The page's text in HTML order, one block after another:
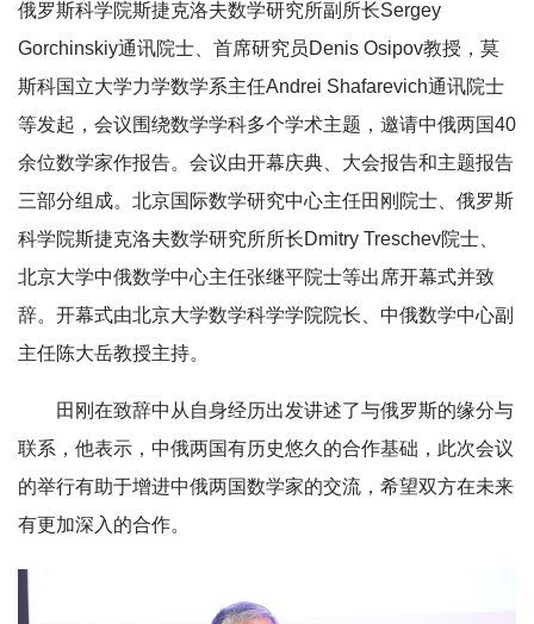
俄罗斯科学院斯捷克洛夫数学研究所副所长Sergey
Gorchinskiy通讯院士、首席研究员Denis Osipov教授，莫
斯科国立大学力学数学系主任Andrei Shafarevich通讯院士
等发起，会议围绕数学学科多个学术主题，邀请中俄两国40
余位数学家作报告。会议由开幕庆典、大会报告和主题报告
三部分组成。北京国际数学研究中心主任田刚院士、俄罗斯
科学院斯捷克洛夫数学研究所所长Dmitry Treschev院士、
北京大学中俄数学中心主任张继平院士等出席开幕式并致
辞。开幕式由北京大学数学科学学院院长、中俄数学中心副
主任陈大岳教授主持。
田刚在致辞中从自身经历出发讲述了与俄罗斯的缘分与
联系，他表示，中俄两国有历史悠久的合作基础，此次会议
的举行有助于增进中俄两国数学家的交流，希望双方在未来
有更加深入的合作。